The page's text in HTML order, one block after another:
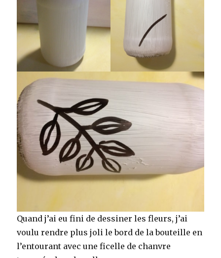
Quand j’ai eu fini de dessiner les fleurs, j’ai
voulu rendre plus joli le bord de la bouteille en
l’entourant avec une ficelle de chanvre